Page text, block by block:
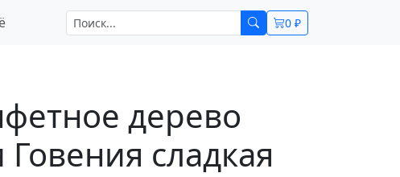
0 ₽
дерево
Говения сладкая